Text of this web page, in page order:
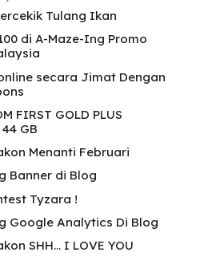
Tulang Ikan
di A-Maze-Ing Promo
secara Jimat Dengan
FIRST GOLD PLUS
44 GB
Menanti Februari
Banner di Blog
Tyzara !
Google Analytics Di Blog
SHH... I LOVE YOU